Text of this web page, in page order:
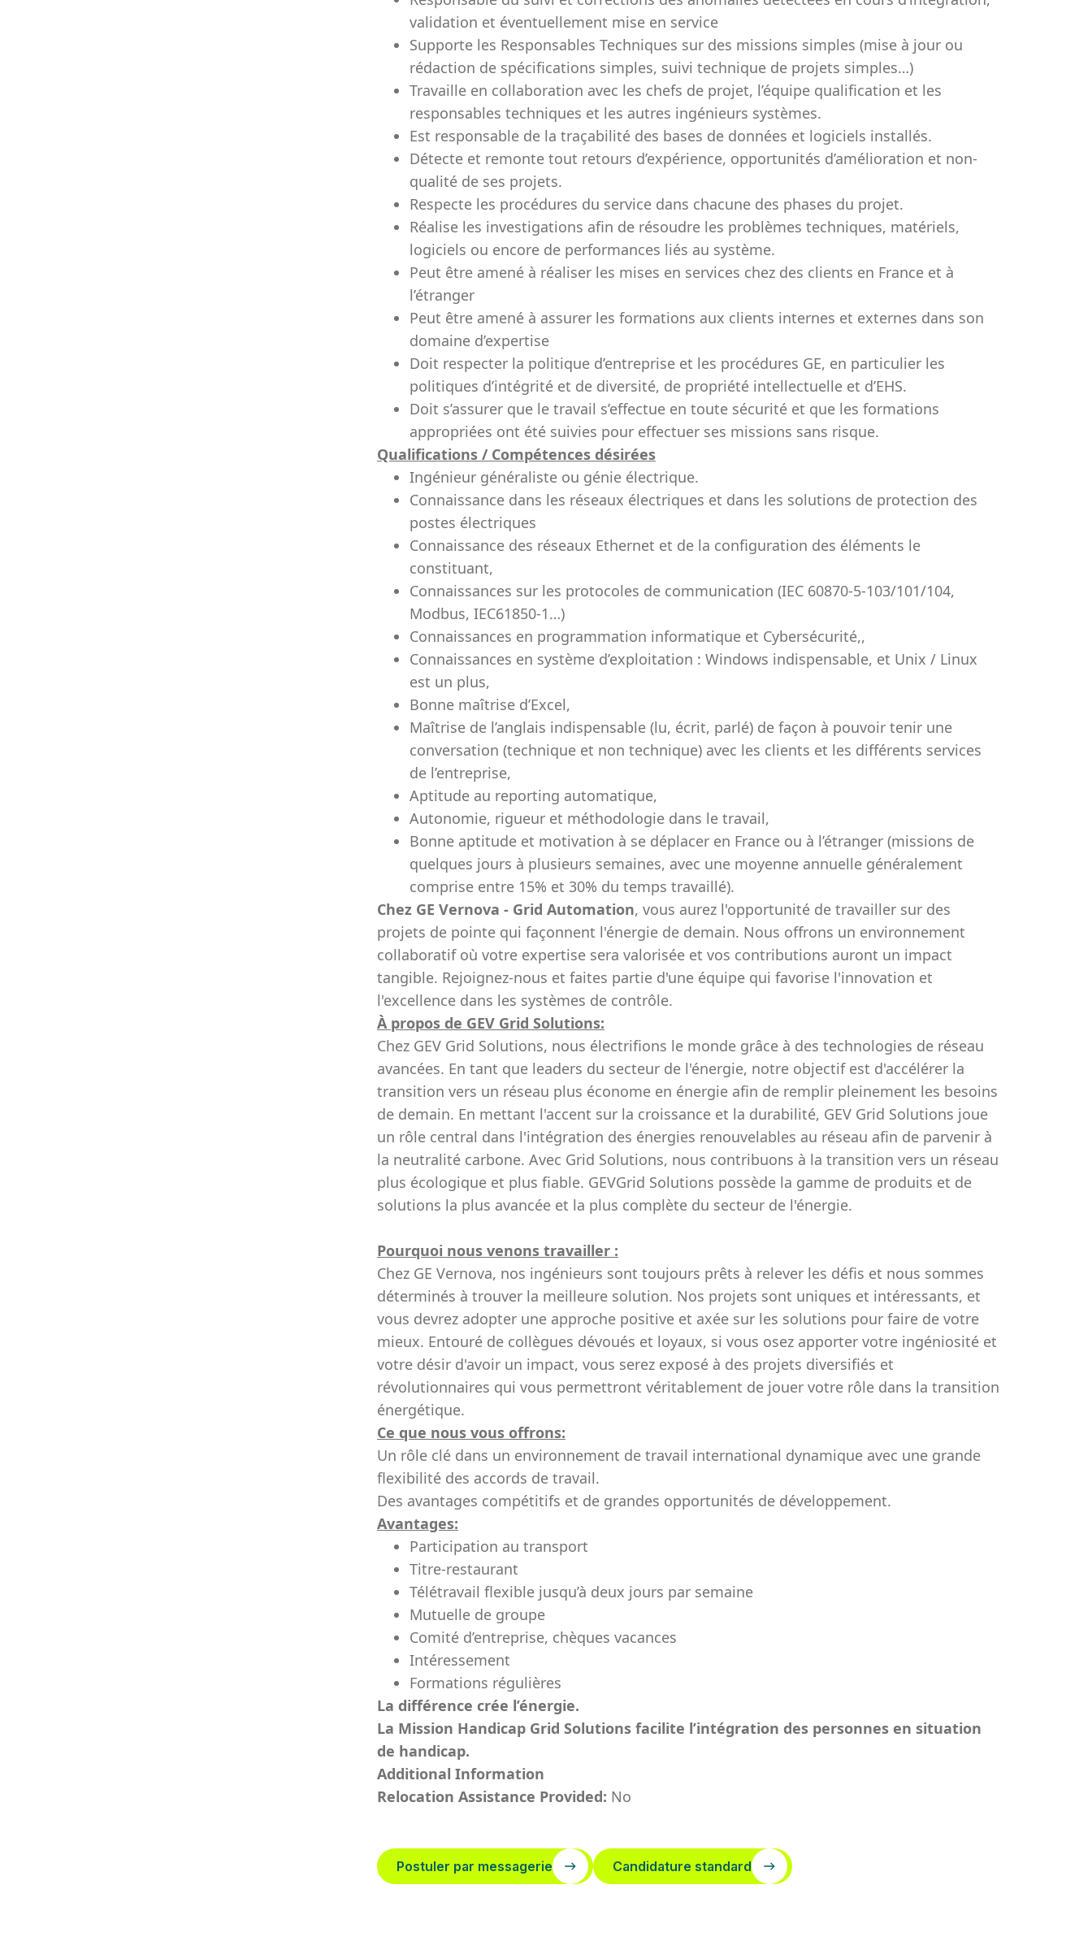
validation et éventuellement mise en service
Supporte les Responsables Techniques sur des missions simples (mise à jour ou
rédaction de spécifications simples, suivi technique de projets simples…)
Travaille en collaboration avec les chefs de projet, l’équipe qualification et les
responsables techniques et les autres ingénieurs systèmes.
Est responsable de la traçabilité des bases de données et logiciels installés.
Détecte et remonte tout retours d’expérience, opportunités d’amélioration et non-
qualité de ses projets.
Respecte les procédures du service dans chacune des phases du projet.
Réalise les investigations afin de résoudre les problèmes techniques, matériels,
logiciels ou encore de performances liés au système.
Peut être amené à réaliser les mises en services chez des clients en France et à
l’étranger
Peut être amené à assurer les formations aux clients internes et externes dans son
domaine d’expertise
Doit respecter la politique d’entreprise et les procédures GE, en particulier les
politiques d’intégrité et de diversité, de propriété intellectuelle et d’EHS.
Doit s’assurer que le travail s’effectue en toute sécurité et que les formations
appropriées ont été suivies pour effectuer ses missions sans risque.
Qualifications / Compétences désirées
Ingénieur généraliste ou génie électrique.
Connaissance dans les réseaux électriques et dans les solutions de protection des
postes électriques
Connaissance des réseaux Ethernet et de la configuration des éléments le
constituant,
Connaissances sur les protocoles de communication (IEC 60870-5-103/101/104,
Modbus, IEC61850-1…)
Connaissances en programmation informatique et Cybersécurité,,
Connaissances en système d’exploitation : Windows indispensable, et Unix / Linux
est un plus,
Bonne maîtrise d’Excel,
Maîtrise de l’anglais indispensable (lu, écrit, parlé) de façon à pouvoir tenir une
conversation (technique et non technique) avec les clients et les différents services
de l’entreprise,
Aptitude au reporting automatique,
Autonomie, rigueur et méthodologie dans le travail,
Bonne aptitude et motivation à se déplacer en France ou à l’étranger (missions de
quelques jours à plusieurs semaines, avec une moyenne annuelle généralement
comprise entre 15% et 30% du temps travaillé).
Chez GE Vernova - Grid Automation, vous aurez l'opportunité de travailler sur des
projets de pointe qui façonnent l'énergie de demain. Nous offrons un environnement
collaboratif où votre expertise sera valorisée et vos contributions auront un impact
tangible. Rejoignez-nous et faites partie d'une équipe qui favorise l'innovation et
l'excellence dans les systèmes de contrôle.
À propos de GEV Grid Solutions:
Chez GEV Grid Solutions, nous électrifions le monde grâce à des technologies de réseau
avancées. En tant que leaders du secteur de l'énergie, notre objectif est d'accélérer la
transition vers un réseau plus économe en énergie afin de remplir pleinement les besoins
de demain. En mettant l'accent sur la croissance et la durabilité, GEV Grid Solutions joue
un rôle central dans l'intégration des énergies renouvelables au réseau afin de parvenir à
la neutralité carbone. Avec Grid Solutions, nous contribuons à la transition vers un réseau
plus écologique et plus fiable. GEVGrid Solutions possède la gamme de produits et de
solutions la plus avancée et la plus complète du secteur de l'énergie.
Pourquoi nous venons travailler :
Chez GE Vernova, nos ingénieurs sont toujours prêts à relever les défis et nous sommes
déterminés à trouver la meilleure solution. Nos projets sont uniques et intéressants, et
vous devrez adopter une approche positive et axée sur les solutions pour faire de votre
mieux. Entouré de collègues dévoués et loyaux, si vous osez apporter votre ingéniosité et
votre désir d'avoir un impact, vous serez exposé à des projets diversifiés et
révolutionnaires qui vous permettront véritablement de jouer votre rôle dans la transition
énergétique.
Ce que nous vous offrons:
Un rôle clé dans un environnement de travail international dynamique avec une grande
flexibilité des accords de travail.
Des avantages compétitifs et de grandes opportunités de développement.
Avantages:
Participation au transport
Titre-restaurant
Télétravail flexible jusqu’à deux jours par semaine
Mutuelle de groupe
Comité d’entreprise, chèques vacances
Intéressement
Formations régulières
La différence crée l’énergie.
La Mission Handicap Grid Solutions facilite l’intégration des personnes en situation
de handicap.
Additional Information
Relocation Assistance Provided: No
Postuler par messagerie Candidature standard